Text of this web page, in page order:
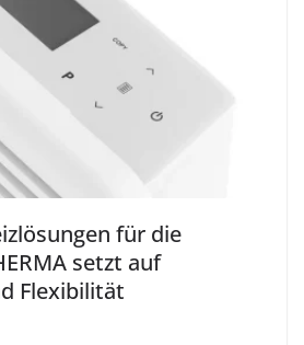
für die
setzt auf
Flexibilität